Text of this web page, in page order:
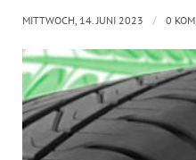
MITTWOCH, 14. JUNI 2023 / 0